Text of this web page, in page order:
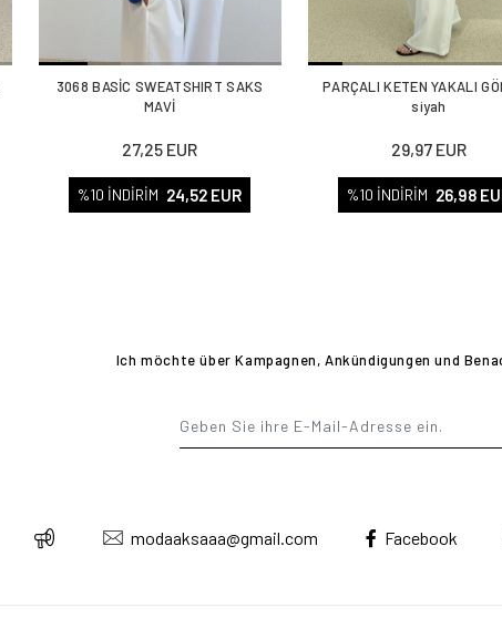
3068 BASİC SWEATSHIRT SAKS
MAVİ
27,25 EUR
%10 İNDİRİM 24,52 EUR
PARÇALI KETEN YAKALI
siyah
29,97 EUR
%10 İNDİRİM 26,98
Ich möchte über Kampagnen, Ankündigungen und
modaaksaaa@gmail.com Facebook